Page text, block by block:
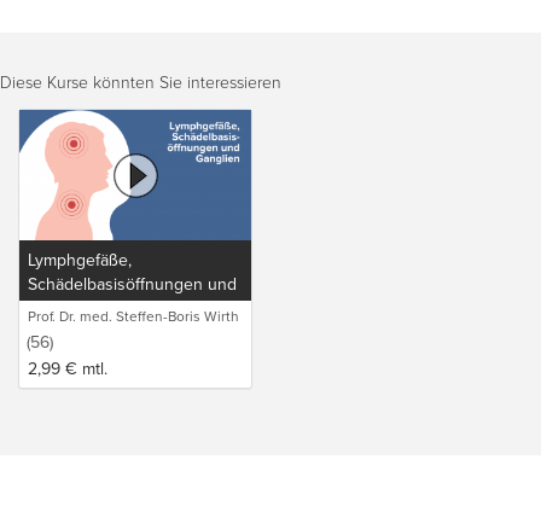
Diese Kurse könnten Sie interessieren
Lymphgefäße,
Schädelbasisöffnungen und
Ganglien
Prof. Dr. med. Steffen-Boris Wirth
(1)
(56)
2,99 € mtl.